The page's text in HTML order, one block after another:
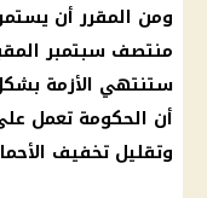
ومن المقرر أن
منتصف سبتمبر
ستنتهي الأزمة
أن الحكومة تعمل
وتقليل تخفيف